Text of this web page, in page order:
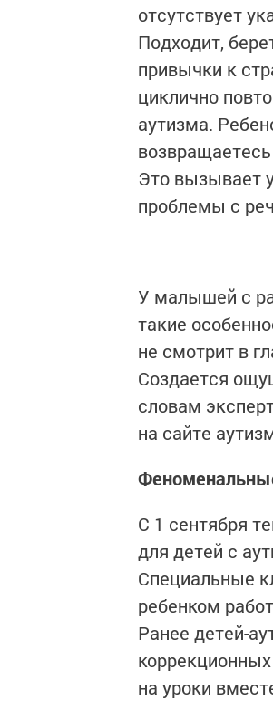
отсутствует
Подходит,
привычки к
циклично
аутизма.
Это вызывает
проблемы с
У малышей с
такие
не смотрит в
Создается
словам
на сайте
С 1 сентября
для детей с
Специальные
ребенком
Ранее детей-
на уроки